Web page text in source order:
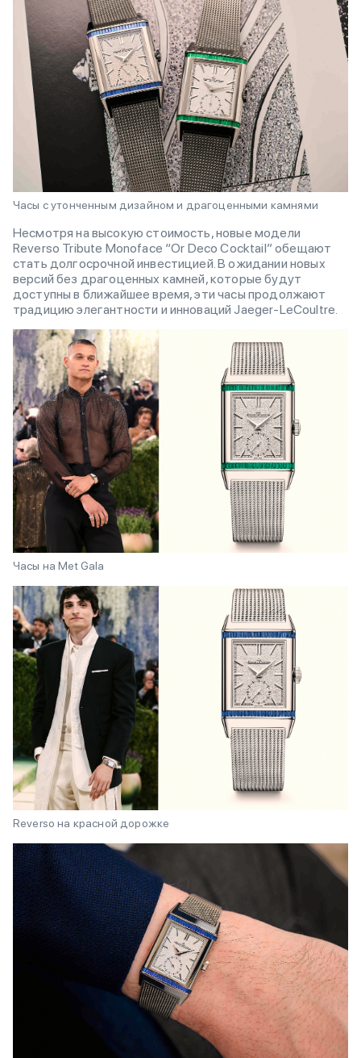
Часы с утонченным дизайном и драгоценными камнями
Несмотря на высокую стоимость, новые модели
Reverso Tribute Monoface “Or Deco Cocktail” обещают
стать долгосрочной инвестицией. В ожидании новых
версий без драгоценных камней, которые будут
доступны в ближайшее время, эти часы продолжают
традицию элегантности и инноваций Jaeger-LeCoultre.
Часы на Met Gala
Reverso на красной дорожке